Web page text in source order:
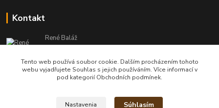
Kontakt
René Baláž
Eshop: +421 902 212 007
od 8:00 - do 16:00 hod
info@kotlikyshop.sk
Tento web používá soubor cookie. Dalším procházením tohoto
webu vyjadřujete Souhlas s jejich používáním. Více informací v
pod kategorií Obchodních podmínek.
Nastavenia Súhlasím